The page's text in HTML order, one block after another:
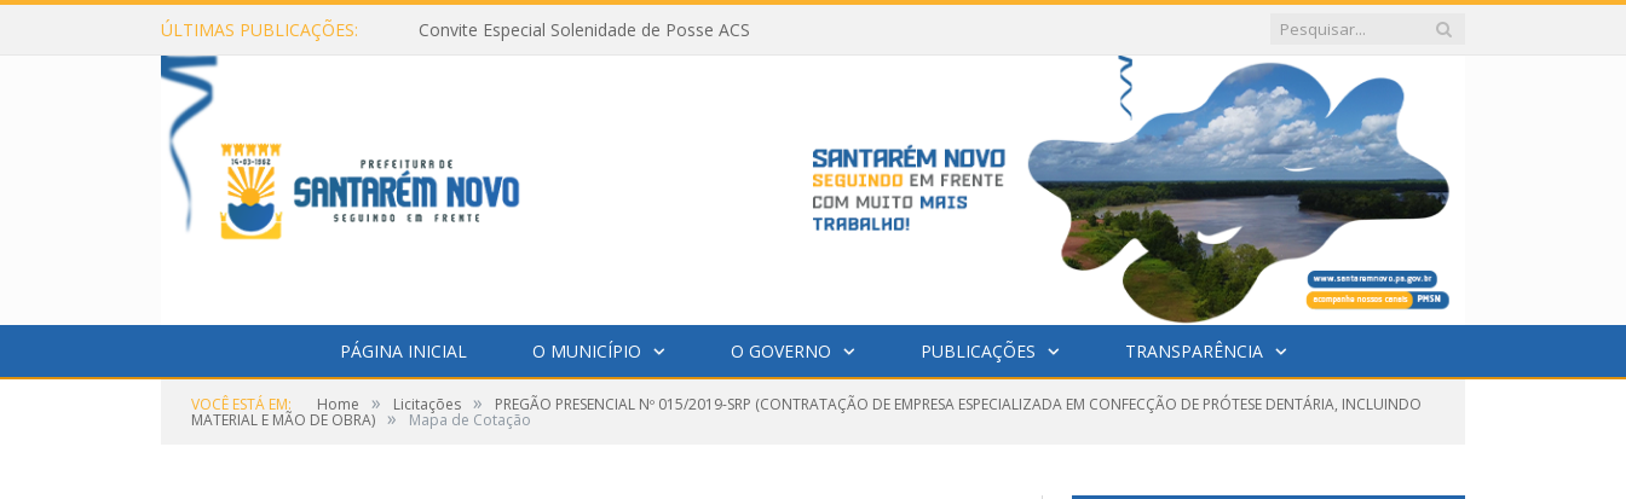
ÚLTIMAS PUBLICAÇÕES: Convite Especial Solenidade de Posse ACS
PÁGINA INICIAL O MUNICÍPIO O GOVERNO PUBLICAÇÕES TRANSPARÊNCIA
VOCÊ ESTÁ EM: Home » Licitações » PREGÃO PRESENCIAL Nº 015/2019-SRP (CONTRATAÇÃO DE EMPRESA ESPECIALIZADA EM CONFECÇÃO DE PRÓTESE DENTÁRIA, INCLUINDO
MATERIAL E MÃO DE OBRA) » Mapa de Cotação